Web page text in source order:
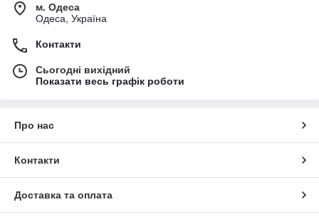
м. Одеса
Одеса, Україна
Контакти
Сьогодні вихідний
Показати весь графік роботи
Про нас
Контакти
Доставка та оплата